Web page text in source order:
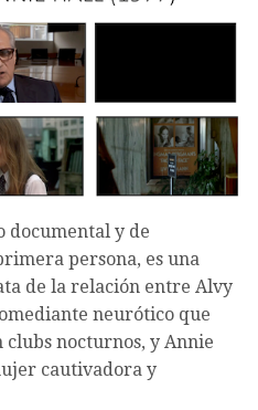
documental y de
persona, es una
de la relación entre Alvy
neurótico que
nocturnos, y Annie
cautivadora y